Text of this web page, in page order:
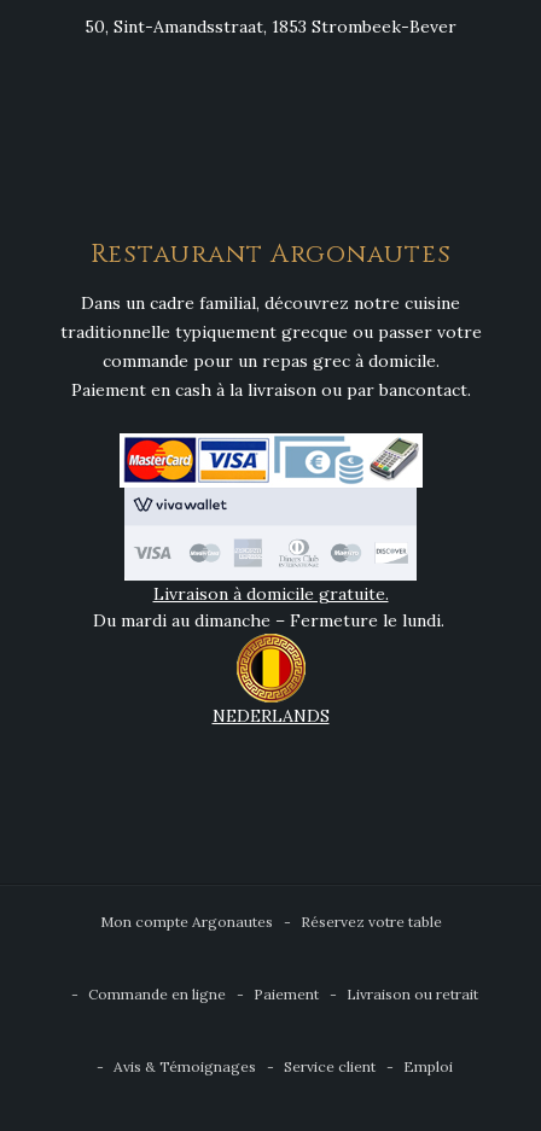
50, Sint-Amandsstraat, 1853 Strombeek-Bever
Restaurant Argonautes
Dans un cadre familial, découvrez notre cuisine
traditionnelle typiquement grecque ou passer votre
commande pour un repas grec à domicile.
Paiement en cash à la livraison ou par bancontact.
Livraison à domicile gratuite.
Du mardi au dimanche – Fermeture le lundi.
NEDERLANDS
Mon compte Argonautes Réservez votre table
Commande en ligne Paiement Livraison ou retrait
Avis & Témoignages Service client Emploi